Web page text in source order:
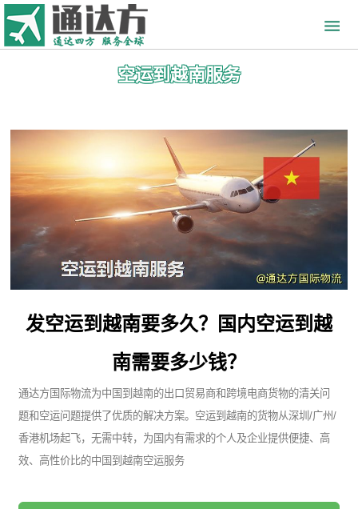
空运到越南服务
发空运到越南要多久？国内空运到越
南需要多少钱？
通达方国际物流为中国到越南的出口贸易商和跨境电商货物的清关问
题和空运问题提供了优质的解决方案。空运到越南的货物从深圳/广州/
香港机场起飞，无需中转，为国内有需求的个人及企业提供便捷、高
效、高性价比的中国到越南空运服务